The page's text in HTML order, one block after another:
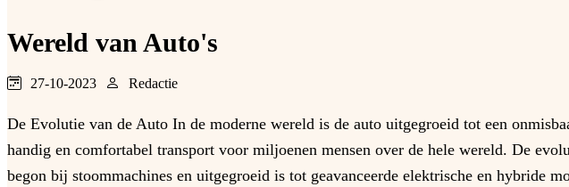
Wereld van Auto's
27-10-2023 Redactie
De Evolutie van de Auto In de moderne wereld is de auto uitgegroeid tot een
handig en comfortabel transport voor miljoenen mensen over de hele wereld. De
begon bij stoommachines en uitgegroeid is tot geavanceerde elektrische en hybride